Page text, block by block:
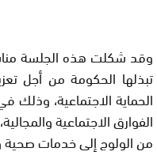
وقد شكلت هذه الجلسة
تبذلها الحكومة من أجل
الحماية الاجتماعية،
الفوارق الاجتماعية
من الولوج إلى خدمات صحية